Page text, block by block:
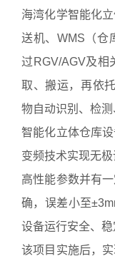
海湾化学智能化
送机、WMS（仓
过RGV/AGV及相
取、搬运，再依
物自动识别、检测
智能化立体仓库
变频技术实现无
高性能参数并有
确，误差小至
设备运行安全、稳
该项目实施后，